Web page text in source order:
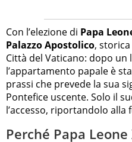
Con l’elezione di Papa
Palazzo Apostolico,
Città del Vaticano: dopo
l’appartamento papale è
prassi che prevede la sua
Pontefice uscente. Solo il
l’accesso, riportandolo alla
Perché Papa